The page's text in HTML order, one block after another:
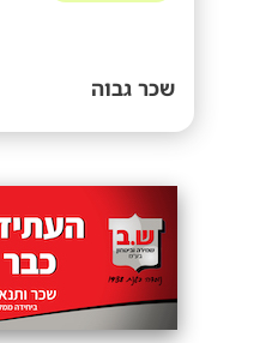
שכר גבוה